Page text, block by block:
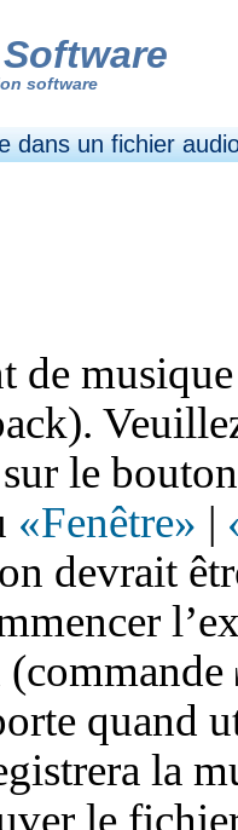
software
dans un fichier
de
le
«Fenêtre» |
devrait
quand
la
le